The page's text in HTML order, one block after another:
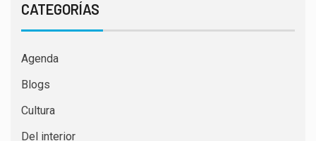
CATEGORÍAS
Agenda
Blogs
Cultura
Del interior